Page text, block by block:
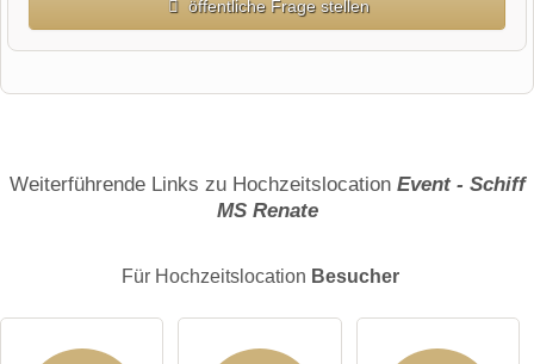
öffentliche Frage stellen
E-Mail-Adresse (wird nicht veröffentlicht)
Weiterführende Links zu Hochzeitslocation Event - Schiff
MS Renate
Für Hochzeitslocation Besucher